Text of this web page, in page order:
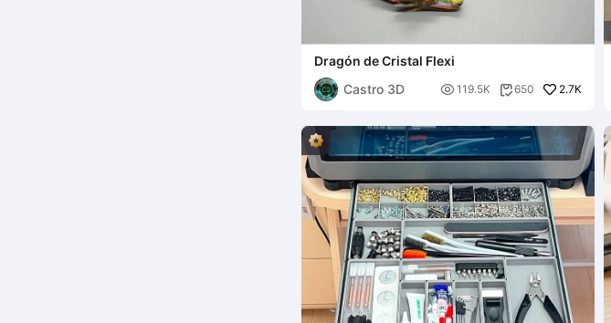
Dragón de Cristal Flexi
Castro 3D
 119.5K 650 2.7K